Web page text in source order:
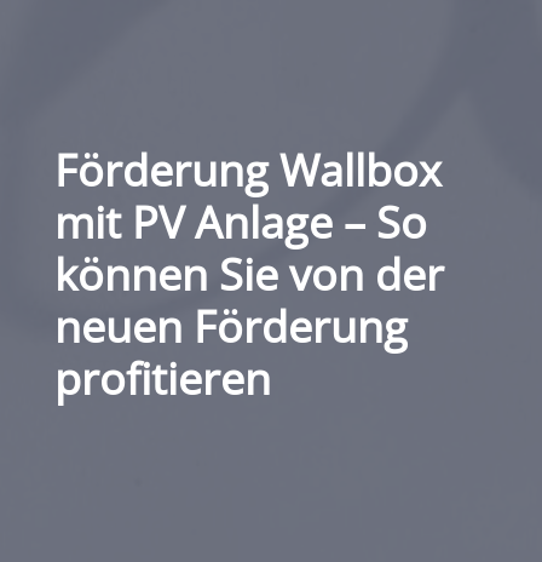
Förderung Wallbox
mit PV Anlage – So
können Sie von der
neuen Förderung
profitieren